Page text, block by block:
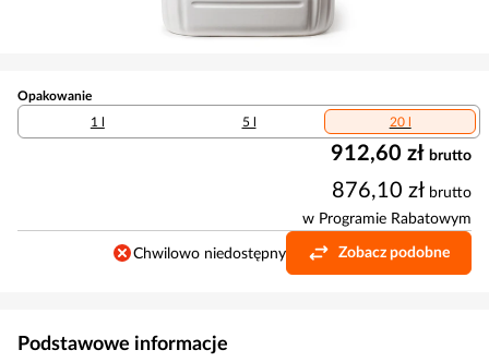
Opakowanie
1 l
5 l 20 l
912,60 zł brutto
876,10 zł brutto
w Programie Rabatowym
Chwilowo niedostępny Zobacz podobne
Podstawowe informacje